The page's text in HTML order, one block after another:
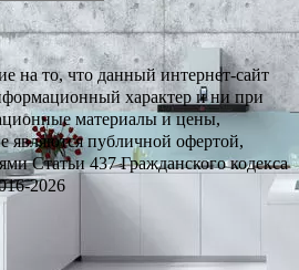
на то, что данный интернет-сайт
характер и ни при
материалы и цены,
являются публичной офертой,
Статьи 437 Гражданского кодекса
2026